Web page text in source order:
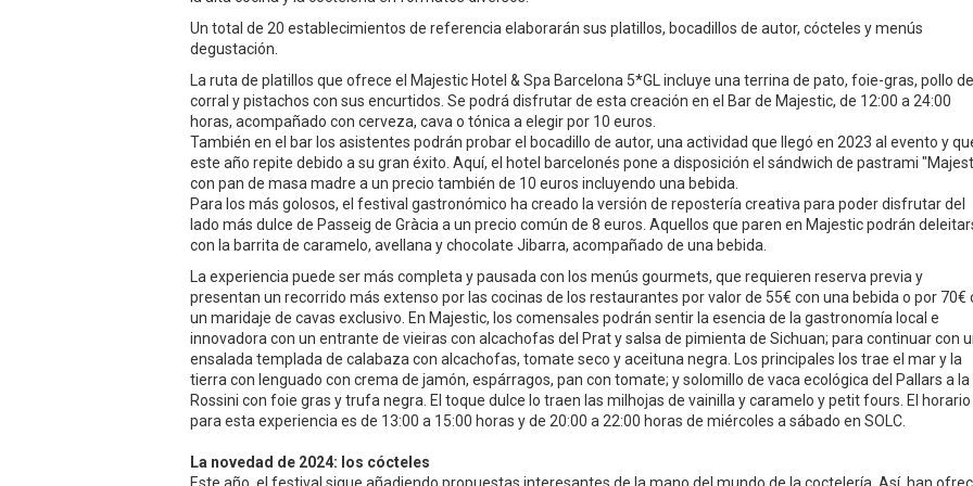
Un total de 20 establecimientos de referencia elaborarán sus platillos, bocadillos de autor, cócteles y menús
degustación.
La ruta de platillos que ofrece el Majestic Hotel & Spa Barcelona 5*GL incluye una terrina de pato, foie-gras, pollo de
corral y pistachos con sus encurtidos. Se podrá disfrutar de esta creación en el Bar de Majestic, de 12:00 a 24:00
horas, acompañado con cerveza, cava o tónica a elegir por 10 euros.
También en el bar los asistentes podrán probar el bocadillo de autor, una actividad que llegó en 2023 al evento y
este año repite debido a su gran éxito. Aquí, el hotel barcelonés pone a disposición el sándwich de pastrami
con pan de masa madre a un precio también de 10 euros incluyendo una bebida.
Para los más golosos, el festival gastronómico ha creado la versión de repostería creativa para poder disfrutar del
lado más dulce de Passeig de Gràcia a un precio común de 8 euros. Aquellos que paren en Majestic podrán
con la barrita de caramelo, avellana y chocolate Jibarra, acompañado de una bebida.
La experiencia puede ser más completa y pausada con los menús gourmets, que requieren reserva previa y
presentan un recorrido más extenso por las cocinas de los restaurantes por valor de 55€ con una bebida o por 70€
un maridaje de cavas exclusivo. En Majestic, los comensales podrán sentir la esencia de la gastronomía local e
innovadora con un entrante de vieiras con alcachofas del Prat y salsa de pimienta de Sichuan; para continuar con
ensalada templada de calabaza con alcachofas, tomate seco y aceituna negra. Los principales los trae el mar y la
tierra con lenguado con crema de jamón, espárragos, pan con tomate; y solomillo de vaca ecológica del Pallars a la
Rossini con foie gras y trufa negra. El toque dulce lo traen las milhojas de vainilla y caramelo y petit fours. El horario
para esta experiencia es de 13:00 a 15:00 horas y de 20:00 a 22:00 horas de miércoles a sábado en SOLC.
La novedad de 2024: los cócteles